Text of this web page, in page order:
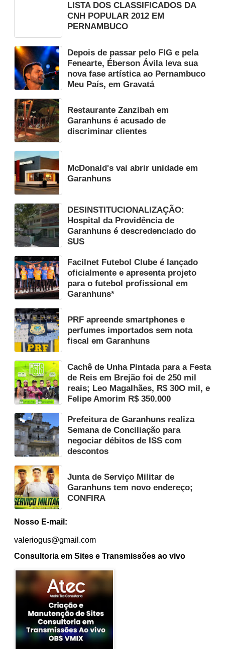
LISTA DOS CLASSIFICADOS DA
CNH POPULAR 2012 EM
PERNAMBUCO
Depois de passar pelo FIG e pela
Fenearte, Éberson Ávila leva sua
nova fase artística ao Pernambuco
Meu País, em Gravatá
Restaurante Zanzibah em
Garanhuns é acusado de
discriminar clientes
McDonald's vai abrir unidade em
Garanhuns
DESINSTITUCIONALIZAÇÃO:
Hospital da Providência de
Garanhuns é descredenciado do
SUS
Facilnet Futebol Clube é lançado
oficialmente e apresenta projeto
para o futebol profissional em
Garanhuns*
PRF apreende smartphones e
perfumes importados sem nota
fiscal em Garanhuns
Cachê de Unha Pintada para a Festa
de Reis em Brejão foi de 250 mil
reais; Leo Magalhães, R$ 30O mil, e
Felipe Amorim R$ 350.000
Prefeitura de Garanhuns realiza
Semana de Conciliação para
negociar débitos de ISS com
descontos
Junta de Serviço Militar de
Garanhuns tem novo endereço;
CONFIRA
Nosso E-mail:
valeriogus@gmail.com
Consultoria em Sites e Transmissões ao vivo